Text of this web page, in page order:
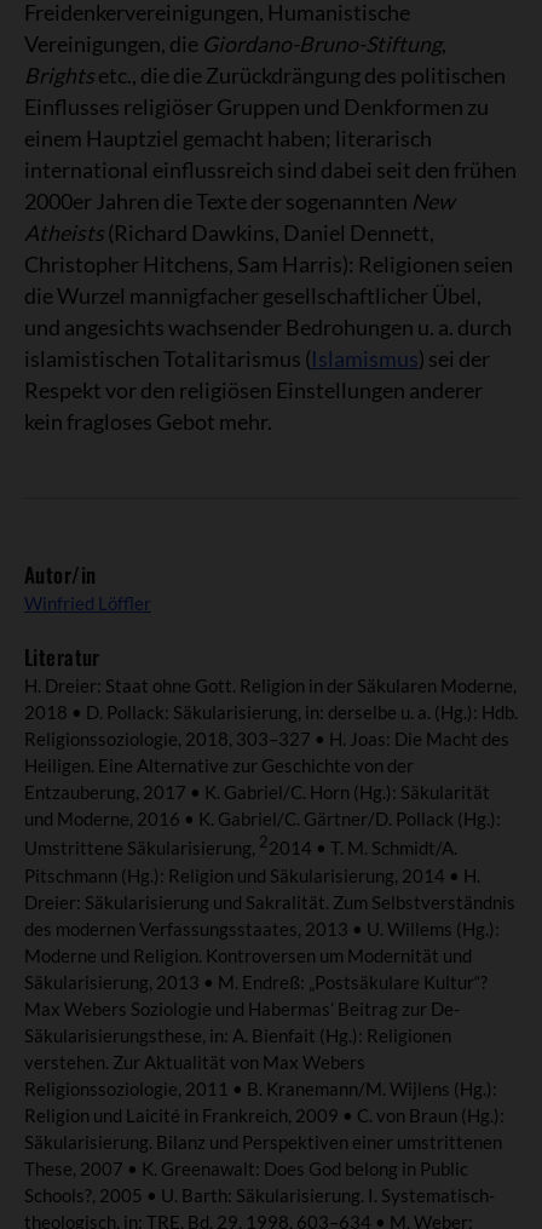
Freidenkervereinigungen, Humanistische
Vereinigungen, die Giordano-Bruno-Stiftung,
Brightsetc., die die Zurückdrängung des politischen
Einflusses religiöser Gruppen und Denkformen zu
einem Hauptziel gemacht haben; literarisch
international einflussreich sind dabei seit den frühen
2000er Jahren die Texte der sogenannten New
Atheists(Richard Dawkins, Daniel Dennett,
Christopher Hitchens, Sam Harris): Religionen seien
die Wurzel mannigfacher gesellschaftlicher Übel,
und angesichts wachsender Bedrohungen u. a. durch
islamistischen Totalitarismus (Islamismus) sei der
Respekt vor den religiösen Einstellungen anderer
kein fragloses Gebot mehr.
Autor/in
Winfried Löffler
Literatur
H. Dreier: Staat ohne Gott. Religion in der Säkularen Moderne,
2018 • D. Pollack: Säkularisierung, in: derselbe u. a. (Hg.): Hdb.
Religionssoziologie, 2018, 303–327 • H. Joas: Die Macht des
Heiligen. Eine Alternative zur Geschichte von der
Entzauberung, 2017 • K. Gabriel/C. Horn (Hg.): Säkularität
und Moderne, 2016 • K. Gabriel/C. Gärtner/D. Pollack (Hg.):
Umstrittene Säkularisierung, 22014 • T. M. Schmidt/A.
Pitschmann (Hg.): Religion und Säkularisierung, 2014 • H.
Dreier: Säkularisierung und Sakralität. Zum Selbstverständnis
des modernen Verfassungsstaates, 2013 • U. Willems (Hg.):
Moderne und Religion. Kontroversen um Modernität und
Säkularisierung, 2013 • M. Endreß: „Postsäkulare Kultur“?
Max Webers Soziologie und Habermas’ Beitrag zur De-
Säkularisierungsthese, in: A. Bienfait (Hg.): Religionen
verstehen. Zur Aktualität von Max Webers
Religionssoziologie, 2011 • B. Kranemann/M. Wijlens (Hg.):
Religion und Laicité in Frankreich, 2009 • C. von Braun (Hg.):
Säkularisierung. Bilanz und Perspektiven einer umstrittenen
These, 2007 • K. Greenawalt: Does God belong in Public
Schools?, 2005 • U. Barth: Säkularisierung. I. Systematisch-
theologisch, in: TRE, Bd. 29, 1998, 603–634 • M. Weber: